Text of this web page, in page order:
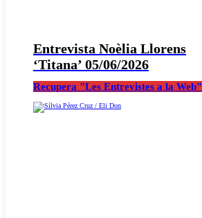
Entrevista Noèlia Llorens
‘Titana’ 05/06/2026
Recupera "Les Entrevistes a la Web"